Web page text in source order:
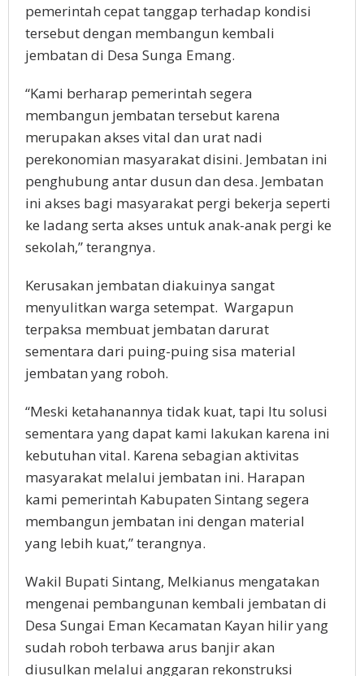
pemerintah cepat tanggap terhadap kondisi
tersebut dengan membangun kembali
jembatan di Desa Sunga Emang.
“Kami berharap pemerintah segera
membangun jembatan tersebut karena
merupakan akses vital dan urat nadi
perekonomian masyarakat disini. Jembatan ini
penghubung antar dusun dan desa. Jembatan
ini akses bagi masyarakat pergi bekerja seperti
ke ladang serta akses untuk anak-anak pergi ke
sekolah,” terangnya.
Kerusakan jembatan diakuinya sangat
menyulitkan warga setempat. Wargapun
terpaksa membuat jembatan darurat
sementara dari puing-puing sisa material
jembatan yang roboh.
“Meski ketahanannya tidak kuat, tapi Itu solusi
sementara yang dapat kami lakukan karena ini
kebutuhan vital. Karena sebagian aktivitas
masyarakat melalui jembatan ini. Harapan
kami pemerintah Kabupaten Sintang segera
membangun jembatan ini dengan material
yang lebih kuat,” terangnya.
Wakil Bupati Sintang, Melkianus mengatakan
mengenai pembangunan kembali jembatan di
Desa Sungai Eman Kecamatan Kayan hilir yang
sudah roboh terbawa arus banjir akan
diusulkan melalui anggaran rekonstruksi